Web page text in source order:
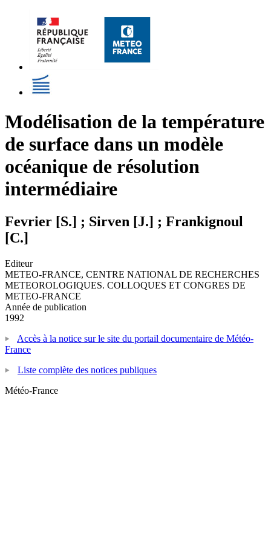
Modélisation de la température
de surface dans un modèle
océanique de résolution
intermédiaire
Fevrier [S.] ; Sirven [J.] ; Frankignoul
[C.]
Editeur
METEO-FRANCE, CENTRE NATIONAL DE RECHERCHES
METEOROLOGIQUES. COLLOQUES ET CONGRES DE
METEO-FRANCE
Année de publication
1992
Accès à la notice sur le site du portail documentaire de Météo-
France
Liste complète des notices publiques
Météo-France